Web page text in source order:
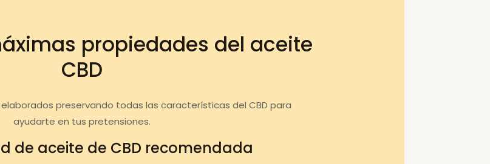
propiedades del aceite
CBD
preservando todas las características del CBD para
ayudarte en tus pretensiones.
de aceite de CBD recomendada